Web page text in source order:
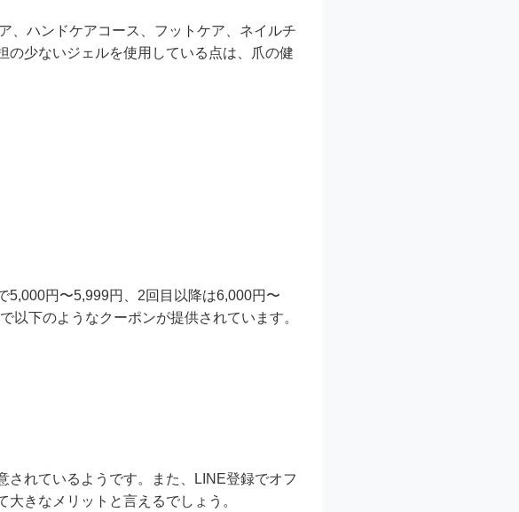
、ハンドケアコース、フットケア、ネイルチ
の少ないジェルを使用している点は、爪の健
5,000円〜5,999円、2回目以降は6,000円〜
以下のようなクーポンが提供されています。
れているようです。また、LINE登録でオフ
きなメリットと言えるでしょう。